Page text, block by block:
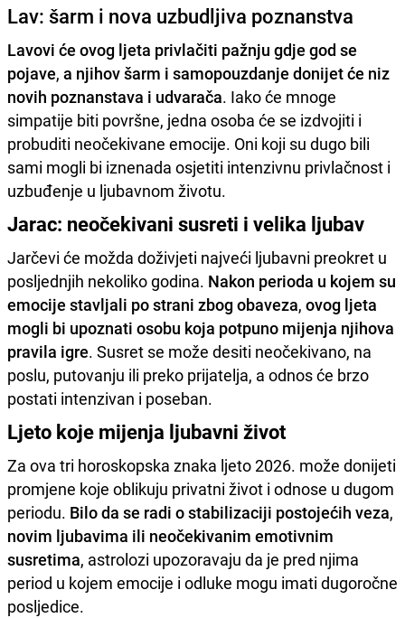
Lav: šarm i nova uzbudljiva poznanstva
Lavovi će ovog ljeta privlačiti pažnju gdje god se
pojave, a njihov šarm i samopouzdanje donijet će niz
novih poznanstava i udvarača. Iako će mnoge
simpatije biti površne, jedna osoba će se izdvojiti i
probuditi neočekivane emocije. Oni koji su dugo bili
sami mogli bi iznenada osjetiti intenzivnu privlačnost i
uzbuđenje u ljubavnom životu.
Jarac: neočekivani susreti i velika ljubav
Jarčevi će možda doživjeti najveći ljubavni preokret u
posljednjih nekoliko godina. Nakon perioda u kojem su
emocije stavljali po strani zbog obaveza, ovog ljeta
mogli bi upoznati osobu koja potpuno mijenja njihova
pravila igre. Susret se može desiti neočekivano, na
poslu, putovanju ili preko prijatelja, a odnos će brzo
postati intenzivan i poseban.
Ljeto koje mijenja ljubavni život
Za ova tri horoskopska znaka ljeto 2026. može donijeti
promjene koje oblikuju privatni život i odnose u dugom
periodu. Bilo da se radi o stabilizaciji postojećih veza,
novim ljubavima ili neočekivanim emotivnim
susretima, astrolozi upozoravaju da je pred njima
period u kojem emocije i odluke mogu imati dugoročne
posljedice.